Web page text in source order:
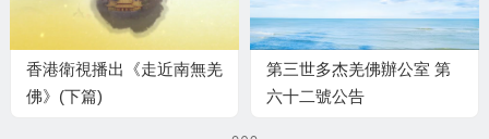
香港衛視播出《走近南無羌
佛》(下篇)
第三世多杰羌佛辦公室 第
六十二號公告